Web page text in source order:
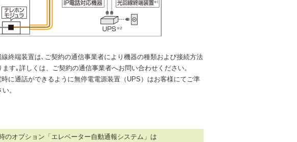
終端装置は､ご契約の通信事業者により機器の種類および接続方法
ます｡詳しくは、ご契約の通信事業者へお問い合わせください。
に通話ができるように無停電電源装置（UPS）はお客様にてご準
。
のオプション「エレベーター自動通報システム」は